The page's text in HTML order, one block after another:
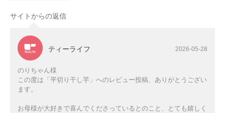
サイトからの返信
ティーライフ 2026-05-28
のりちゃん様
この度は「平切り干し芋」へのレビュー投稿、ありがとうござい
ます。
お母様が大好きで喜んでくださっているとのこと、とても嬉しく